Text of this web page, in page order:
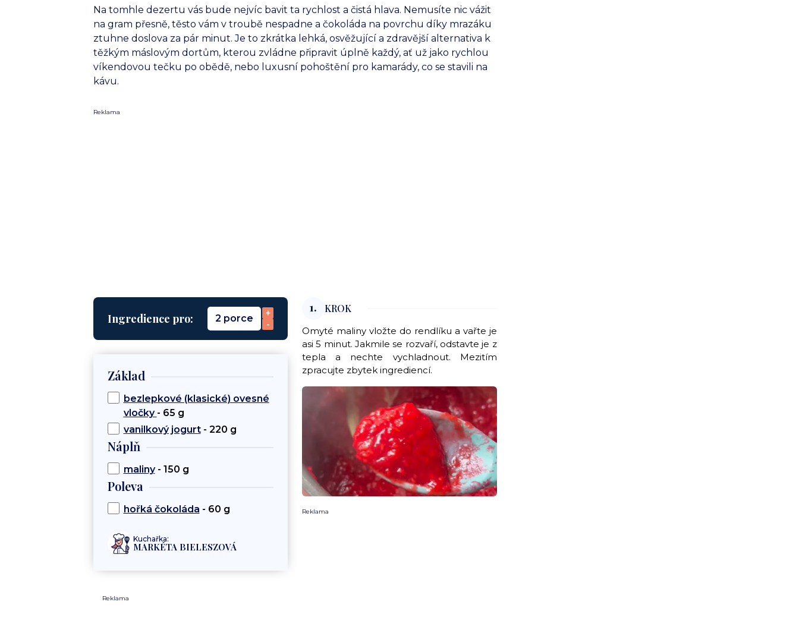
Na tomhle dezertu vás bude nejvíc bavit ta rychlost a čistá hlava. Nemusíte nic vážit
na gram přesně, těsto vám v troubě nespadne a čokoláda na povrchu díky mrazáku
ztuhne doslova za pár minut. Je to zkrátka lehká, osvěžující a zdravější alternativa k
těžkým máslovým dortům, kterou zvládne připravit úplně každý, ať už jako rychlou
víkendovou tečku po obědě, nebo luxusní pohoštění pro kamarády, co se stavili na
kávu.
Reklama
Ingredience pro: 2 porce
+
-
Základ
bezlepkové (klasické) ovesné
vločky - 65 g
vanilkový jogurt- 220 g
Náplň
maliny- 150 g
Poleva
hořká čokoláda - 60 g
Kuchařka:
MARKÉTA BIELESZOVÁ
Reklama
1. KROK
Omyté maliny vložte do rendlíku a vařte je
asi 5 minut. Jakmile se rozvaří, odstavte je z
tepla a nechte vychladnout. Mezitím
zpracujte zbytek ingrediencí.
Reklama